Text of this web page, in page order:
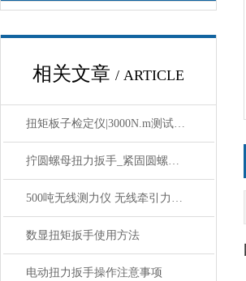
相关文章 / ARTICLE
扭矩板子检定仪|3000N.m测试扭矩扳手检定仪价格
拧圆螺母扭力扳手_紧固圆螺母预制式扳手价格
500吨无线测力仪 无线牵引力测试仪
数显扭矩扳手使用方法
电动扭力扳手操作注意事项